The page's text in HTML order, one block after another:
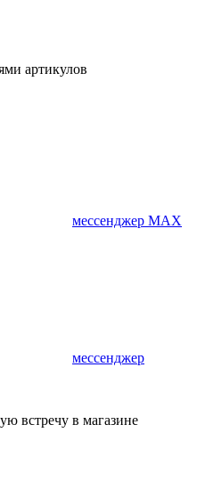
артикулов
мессенджер MAX
мессенджер
встречу в магазине